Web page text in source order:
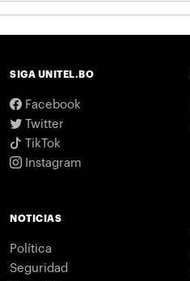
SIGA UNITEL.BO
Facebook
Twitter
TikTok
Instagram
NOTICIAS
Política
Seguridad